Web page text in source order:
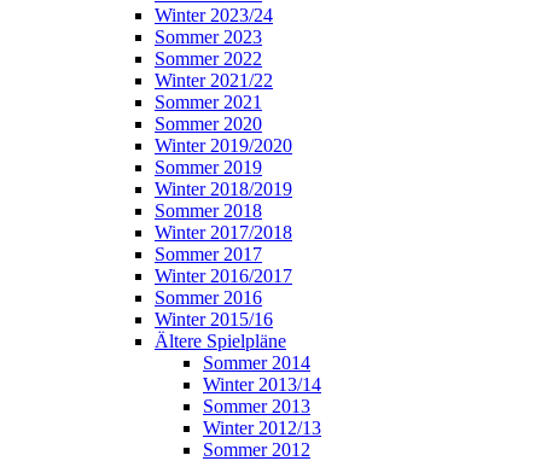
Winter 2023/24
Sommer 2023
Sommer 2022
Winter 2021/22
Sommer 2021
Sommer 2020
Winter 2019/2020
Sommer 2019
Winter 2018/2019
Sommer 2018
Winter 2017/2018
Sommer 2017
Winter 2016/2017
Sommer 2016
Winter 2015/16
Ältere Spielpläne
Sommer 2014
Winter 2013/14
Sommer 2013
Winter 2012/13
Sommer 2012